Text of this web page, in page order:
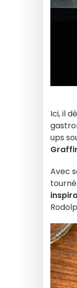
Ici, il
ups
Avec